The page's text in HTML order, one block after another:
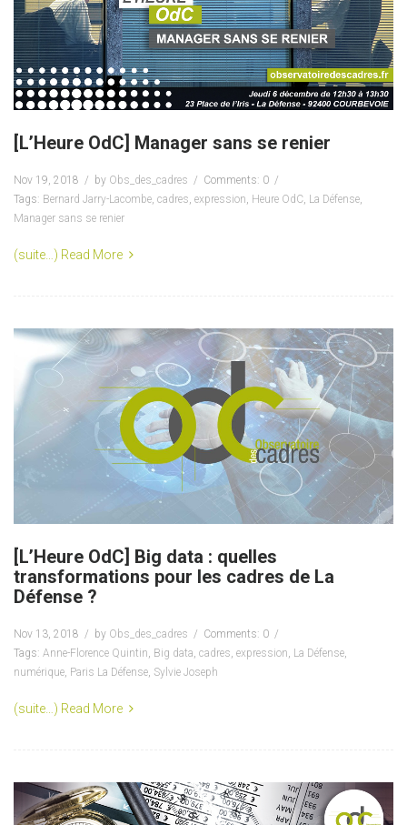
[L’Heure OdC] Manager sans se renier
Nov 19, 2018 by Obs_des_cadres
Comments: 0
Tags: Bernard Jarry-Lacombe, cadres, expression, Heure OdC, La Défense,
Manager sans se renier
(suite…) Read More
[L’Heure OdC] Big data : quelles
transformations pour les cadres de La
Défense ?
Nov 13, 2018 by Obs_des_cadres
Comments: 0
Tags: Anne-Florence Quintin Big data cadres expression La Défense
numérique Paris La Défense Sylvie Joseph
(suite…) Read More